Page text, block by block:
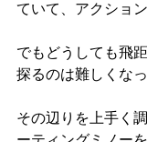
ていて、アクショ
でもどうしても飛
探るのは難しくな
その辺りを上手く